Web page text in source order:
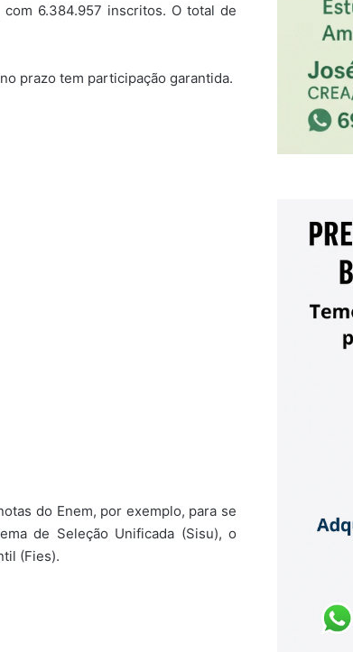
6.384.957 inscritos. O total de
prazo tem participação garantida.
do Enem, por exemplo, para se
de Seleção Unificada (Sisu), o
(Fies).